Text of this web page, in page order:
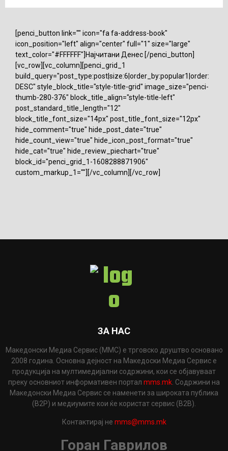
[penci_button link="" icon="fa fa-address-book"
icon_position="left" align="center" full="1" size="large"
text_color="#FFFFFF"]Најчитани Денес [/penci_button]
[vc_row][vc_column][penci_grid_1
build_query="post_type:post|size:6|order_by:popular1|order:
DESC" style_block_title="style-title-grid" image_size="penci-
thumb-280-376" block_title_align="style-title-left"
post_standard_title_length="12"
block_title_font_size="14px" post_title_font_size="12px"
hide_comment="true" hide_post_date="true"
hide_count_view="true" hide_icon_post_format="true"
hide_cat="true" hide_review_piechart="true"
block_id="penci_grid_1-1608288871906"
custom_markup_1=""][/vc_column][/vc_row]
ЗА НАС
Македонски Медиа Сервис (ММС) е трговско друштво основано
2008 година. Основна дејност на Македоски Медиа Сервис е
продукција на мултимедијални содржини, кои се објавуваат
преку основниот информативен портал mms.mk. Содржини на
Македонски Медиа Сервис се наменети за широката публика
(B2P) и медиумите кои ќе користат сервис (B2B).
Контактирај не mms@mms.mk
Горан Гаврилов